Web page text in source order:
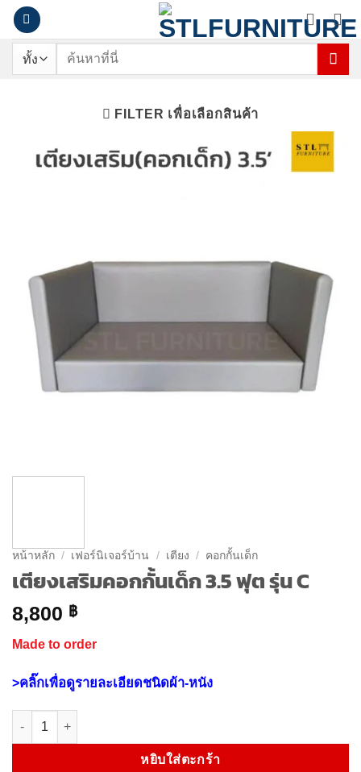
ข้าม
เนื้อหา
ค้นหา:
FILTER เพื่อเลือกสินค้า
หน้าหลัก / เฟอร์นิเจอร์บ้าน / เตียง / คอกกั้นเด็ก
เตียงเสริมคอกกั้นเด็ก 3.5 ฟุต รุ่น C
8,800 ฿
Made to order
>คลิ๊กเพื่อดูรายละเอียดชนิดผ้า-หนัง
จำนวน เตียงเสริมคอกกั้นเด็ก 3.5 ฟุต รุ่น C ชิ้น
หยิบใส่ตะกร้า